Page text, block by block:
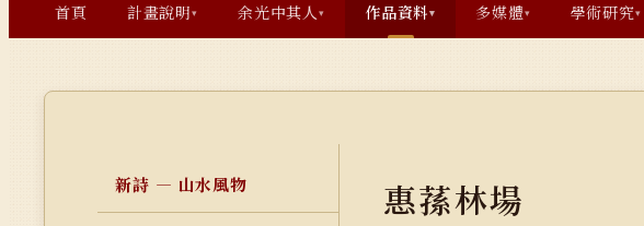
首頁 計畫說明▾ 余光中其人▾ 作品資料▾ 多媒體▾ 學術研究▾
新詩 — 山水風物 惠蓀林場